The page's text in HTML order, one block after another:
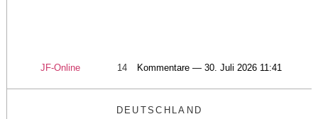
JF-Online 14 Kommentare — 30. Juli 2026 11:41
DEUTSCHLAND